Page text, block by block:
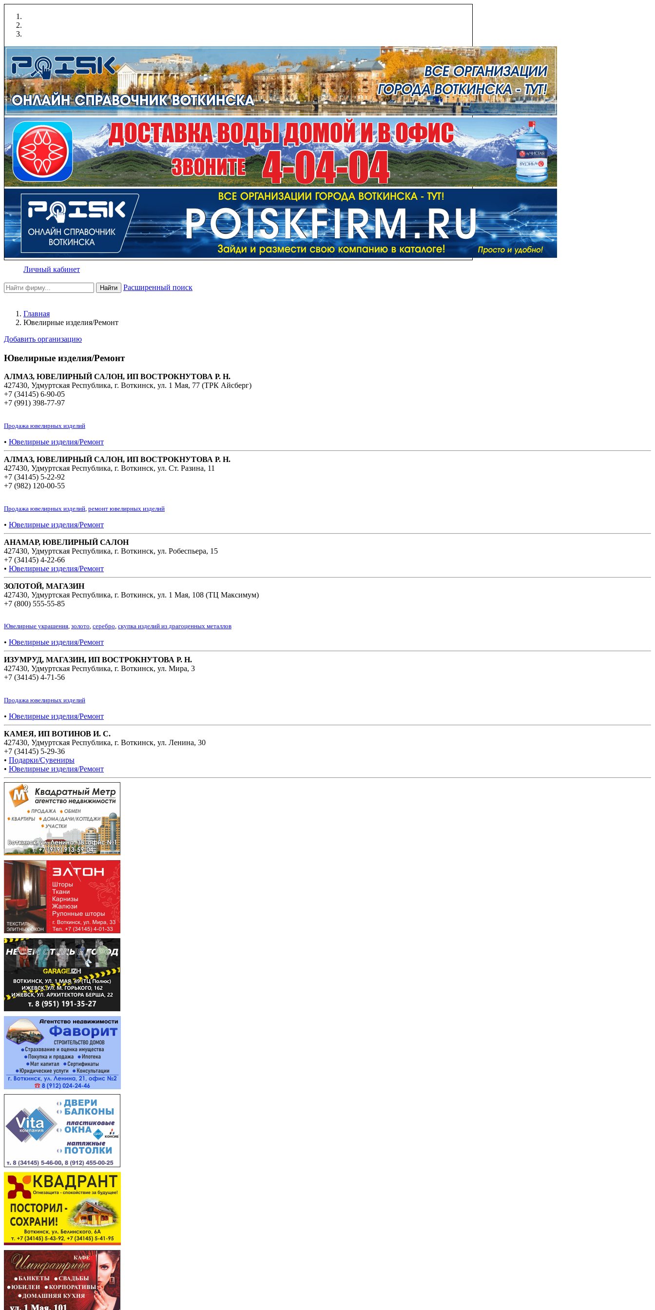
Личный кабинет
Найти Расширенный поиск
Главная
Ювелирные изделия/Ремонт
Добавить организацию
Ювелирные изделия/Ремонт
АЛМАЗ, ЮВЕЛИРНЫЙ САЛОН, ИП ВОСТРОКНУТОВА Р. Н.
427430, Удмуртская Республика, г. Воткинск, ул. 1 Мая, 77 (ТРК Айсберг)
+7 (34145) 6-90-05
+7 (991) 398-77-97
Продажа ювелирных изделий
• Ювелирные изделия/Ремонт
АЛМАЗ, ЮВЕЛИРНЫЙ САЛОН, ИП ВОСТРОКНУТОВА Р. Н.
427430, Удмуртская Республика, г. Воткинск, ул. Ст. Разина, 11
+7 (34145) 5-22-92
+7 (982) 120-00-55
Продажа ювелирных изделий ремонт ювелирных изделий
• Ювелирные изделия/Ремонт
АНАМАР, ЮВЕЛИРНЫЙ САЛОН
427430, Удмуртская Республика, г. Воткинск, ул. Робеспьера, 15
+7 (34145) 4-22-66
• Ювелирные изделия/Ремонт
ЗОЛОТОЙ, МАГАЗИН
427430, Удмуртская Республика, г. Воткинск, ул. 1 Мая, 108 (ТЦ Максимум)
+7 (800) 555-55-85
Ювелирные украшения, золото, серебро, скупка изделий из драгоценных металлов
• Ювелирные изделия/Ремонт
ИЗУМРУД, МАГАЗИН, ИП ВОСТРОКНУТОВА Р. Н.
427430, Удмуртская Республика, г. Воткинск, ул. Мира, 3
+7 (34145) 4-71-56
Продажа ювелирных изделий
• Ювелирные изделия/Ремонт
КАМЕЯ, ИП ВОТИНОВ И. С.
427430, Удмуртская Республика, г. Воткинск, ул. Ленина, 30
+7 (34145) 5-29-36
• Подарки/Сувениры
• Ювелирные изделия/Ремонт